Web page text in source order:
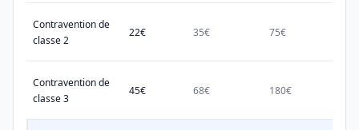
Contravention de
classe 2
22€ 35€ 75€
Contravention de
classe 3
45€ 68€ 180€